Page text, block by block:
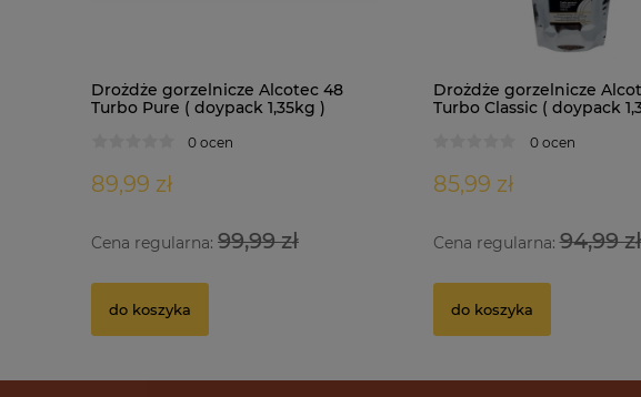
Drożdże gorzelnicze Alcotec 48
Turbo Pure ( doypack 1,35kg )
0 ocen
89,99 zł
Cena regularna: 99,99 zł
do koszyka
Drożdże gorzelnicze
Turbo Classic ( doypack
0 ocen
85,99 zł
Cena regularna:94,99 zł
do koszyka